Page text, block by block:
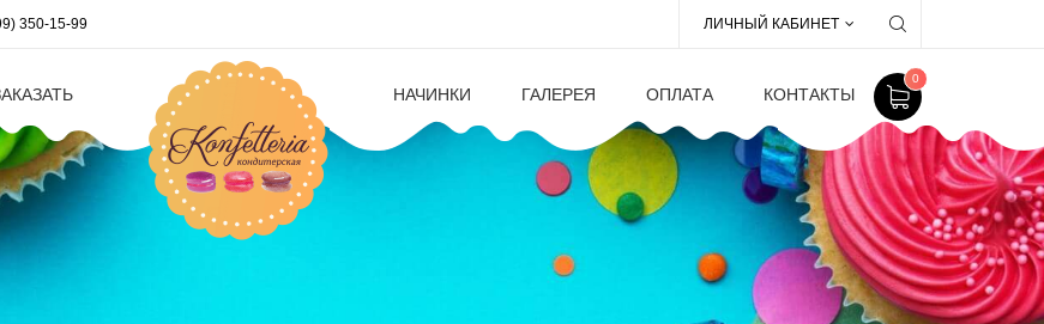
350-15-99 ЛИЧНЫЙ КАБИНЕТ
НАЧИНКИ ГАЛЕРЕЯ ОПЛАТА КОНТАКТЫ
0